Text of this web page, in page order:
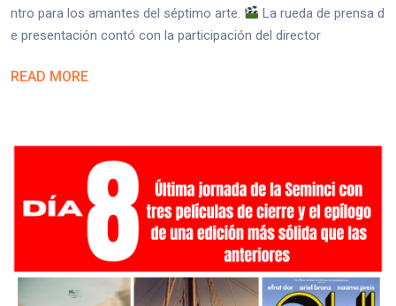
ntro para los amantes del séptimo arte.
La rueda de prensa d
e presentación contó con la participación del director
READ MORE